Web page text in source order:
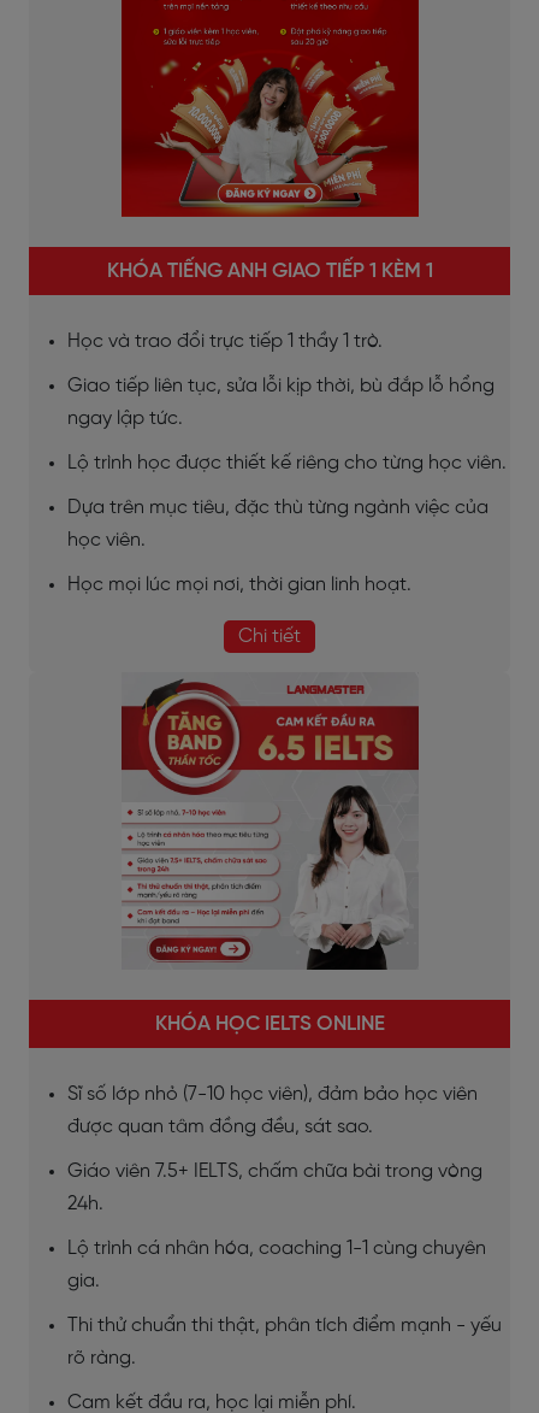
KHÓA TIẾNG ANH GIAO TIẾP 1 KÈM 1
Học và trao đổi trực tiếp 1 thầy 1 trò.
Giao tiếp liên tục, sửa lỗi kịp thời, bù đắp lỗ hổng
ngay lập tức.
Lộ trình học được thiết kế riêng cho từng học viên.
Dựa trên mục tiêu, đặc thù từng ngành việc của
học viên.
Học mọi lúc mọi nơi, thời gian linh hoạt.
Chi tiết
KHÓA HỌC IELTS ONLINE
Sĩ số lớp nhỏ (7-10 học viên), đảm bảo học viên
được quan tâm đồng đều, sát sao.
Giáo viên 7.5+ IELTS, chấm chữa bài trong vòng
24h.
Lộ trình cá nhân hóa, coaching 1-1 cùng chuyên
gia.
Thi thử chuẩn thi thật, phân tích điểm mạnh - yếu
rõ ràng.
Cam kết đầu ra, học lại miễn phí.